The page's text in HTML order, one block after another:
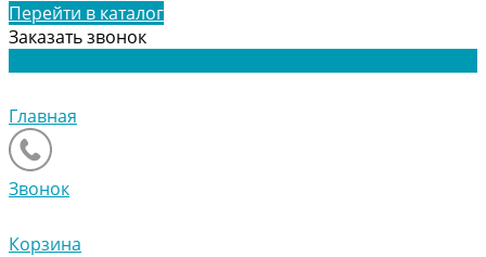
Перейти в каталог
Заказать звонок
Главная
Звонок
Корзина